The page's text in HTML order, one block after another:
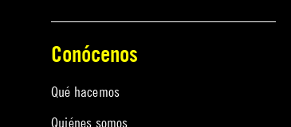
Conócenos
Qué hacemos
Quiénes somos